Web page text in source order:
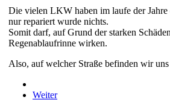
Die vielen LKW haben im laufe der
nur repariert wurde nichts.
Somit darf, auf Grund der starken
Regenablaufrinne wirken.
Also, auf welcher Straße befinden wir
Weiter